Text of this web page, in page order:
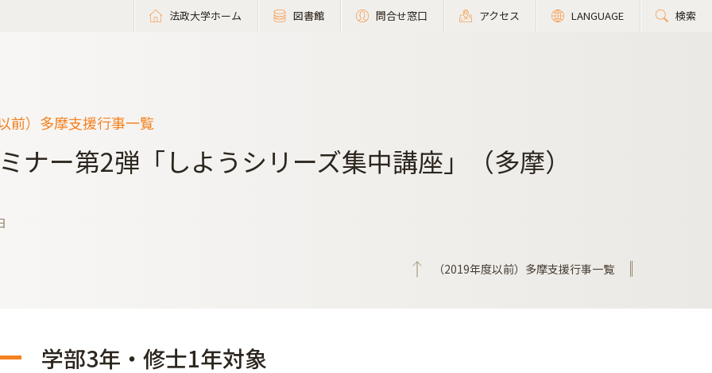
法政大学ホーム 図書館 問合せ窓口 アクセス LANGUAGE 検索
前）多摩支援行事一覧
ナー第2弾「しようシリーズ集中講座」（多摩）
（2019年度以前）多摩支援行事一覧
学部3年・修士1年対象